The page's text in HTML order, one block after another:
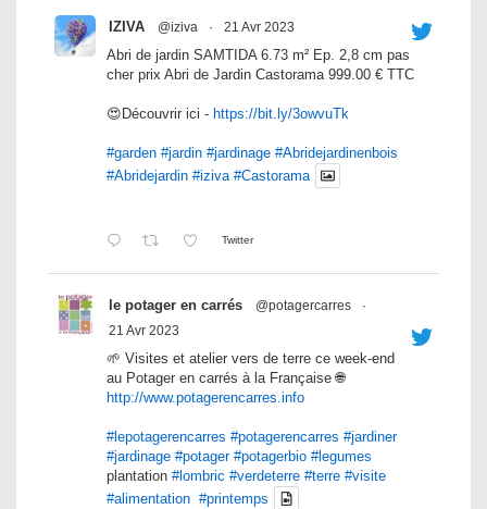
IZIVA @iziva · 21 Avr 2023
Abri de jardin SAMTIDA 6.73 m² Ep. 2,8 cm pas
cher prix Abri de Jardin Castorama 999.00 € TTC
😍Découvrir ici - https://bit.ly/3owvuTk
#garden #jardin #jardinage #Abridejardinenbois
#Abridejardin #iziva #Castorama
Twitter
le potager en carrés @potagercarres
·
21 Avr 2023
🌱 Visites et atelier vers de terre ce week-end
au Potager en carrés à la Française 🌐
http://www.potagerencarres.info
#lepotagerencarres #potagerencarres #jardiner
#jardinage #potager #potagerbio #legumes
plantation #lombric #verdeterre #terre #visite
#alimentation #printemps